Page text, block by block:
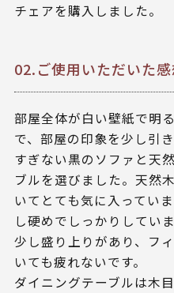
チェアを購入しました。
02.ご使用いただいた感
部屋全体が白い壁紙で明
で、部屋の印象を少し引
すぎない黒のソファと天
ブルを選びました。天然
いてとても気に入ってい
し硬めでしっかりしてい
少し盛り上りがあり、フ
いても疲れないです。
ダイニングテーブルは木